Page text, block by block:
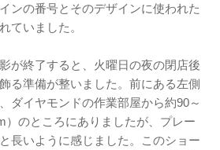
ンの番号とそのデザインに使われた
ていました。
が終了すると、火曜日の夜の閉店後
る準備が整いました。前にある左側
ダイヤモンドの作業部屋から約90～
）のところにありましたが、プレー
長いように感じました。このショー